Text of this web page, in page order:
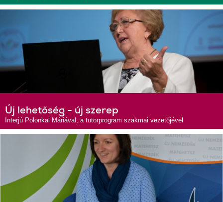
Új lehetőség - új szerep
Interjú Polonkai Máriával, a tutorprogram szakmai vezetőjével